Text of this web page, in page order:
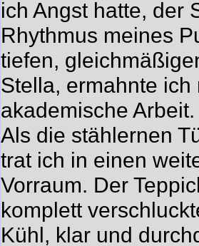
ich Angst hatte, der
Rhythmus meines
tiefen,
Stella, ermahnte
akademische
Als die stählernen
trat ich in einen
Vorraum. Der
komplett
Kühl, klar und